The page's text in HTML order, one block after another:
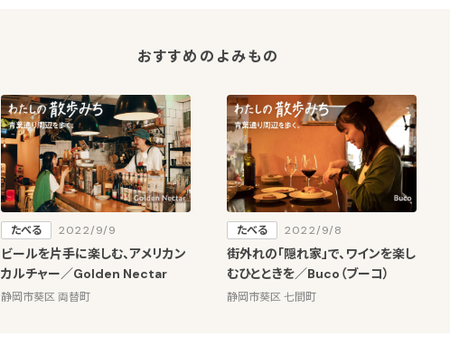
おすすめのよみもの
たべる 2022/9/9
ビールを片手に楽しむ、アメリカン
カルチャー／Golden Nectar
静岡市葵区 両替町
たべる 2022/9/8
街外れの「隠れ家」で、ワインを楽し
むひとときを／Buco（ブーコ）
静岡市葵区 七間町